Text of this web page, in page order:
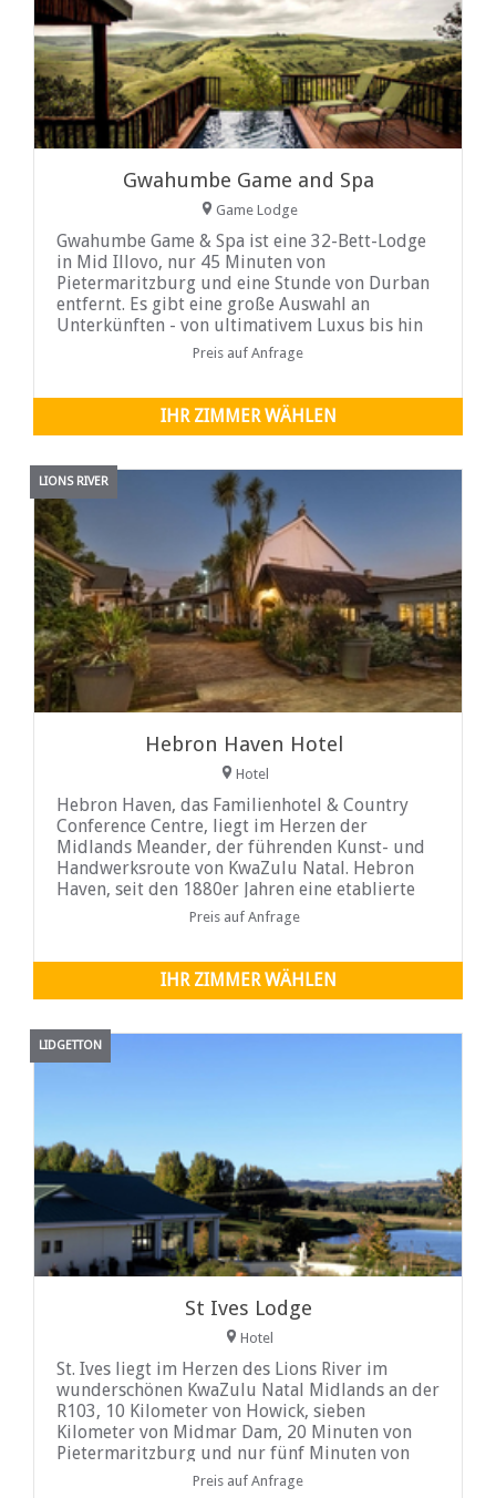
Gwahumbe Game and Spa
Game Lodge
Gwahumbe Game & Spa ist eine 32-Bett-Lodge
in Mid Illovo, nur 45 Minuten von
Pietermaritzburg und eine Stunde von Durban
entfernt. Es gibt eine große Auswahl an
Unterkünften - von ultimativem Luxus bis hin
zu komfortablen Lodges oder alternativ einem
rustikalen Buschcamp reichen.
Preis auf Anfrage
IHR ZIMMER WÄHLEN
LIONS RIVER
Hebron Haven Hotel
Hotel
Hebron Haven, das Familienhotel & Country
Conference Centre, liegt im Herzen der
Midlands Meander, der führenden Kunst- und
Handwerksroute von KwaZulu Natal. Hebron
Haven, seit den 1880er Jahren eine etablierte
Gaststätte, bietet altmodischen Charme und
Gastfreundschaft, die sowohl lokal als auch
Preis auf Anfrage
IHR ZIMMER WÄHLEN
LIDGETTON
St Ives Lodge
Hotel
St. Ives liegt im Herzen des Lions River im
wunderschönen KwaZulu Natal Midlands an der
R103, 10 Kilometer von Howick, sieben
Kilometer von Midmar Dam, 20 Minuten von
Pietermaritzburg und nur fünf Minuten von
der Nelson Mandela Capture Sehenswürdigkeit
Preis auf Anfrage